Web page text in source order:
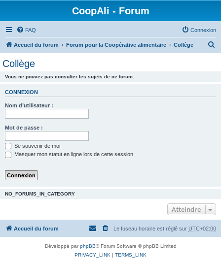
CoopAli - Forum
FAQ Connexion
Accueil du forum Forum pour la Coopérative alimentaire Collège
Collège
Vous ne pouvez pas consulter les sujets de ce forum.
CONNEXION
Nom d’utilisateur :
Mot de passe :
Se souvenir de moi
Masquer mon statut en ligne lors de cette session
NO_FORUMS_IN_CATEGORY
Atteindre
Accueil du forum Le fuseau horaire est réglé sur UTC+02:00
Développé parphpBB® Forum Software © phpBB Limited
PRIVACY_LINK | TERMS_LINK